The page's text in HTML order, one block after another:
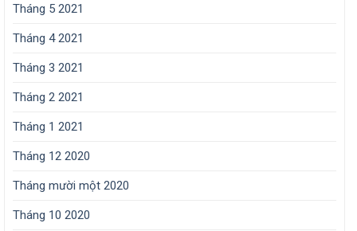
Tháng 5 2021
Tháng 4 2021
Tháng 3 2021
Tháng 2 2021
Tháng 1 2021
Tháng 12 2020
Tháng mười một 2020
Tháng 10 2020